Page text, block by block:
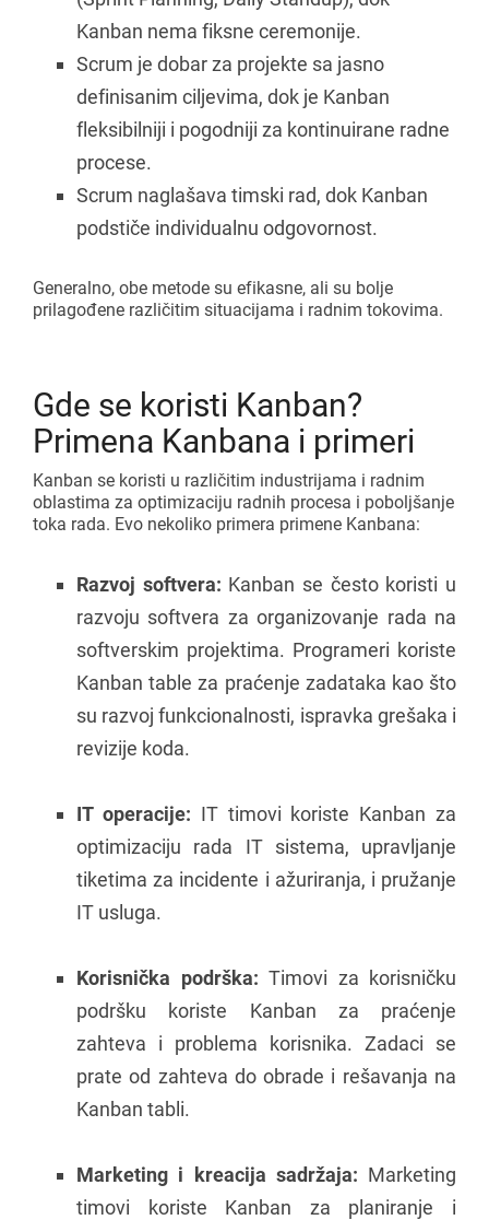
Kanban nema fiksne ceremonije.
Scrum je dobar za projekte sa jasno
definisanim ciljevima, dok je Kanban
fleksibilniji i pogodniji za kontinuirane radne
procese.
Scrum naglašava timski rad, dok Kanban
podstiče individualnu odgovornost.
Generalno, obe metode su efikasne, ali su bolje
prilagođene različitim situacijama i radnim tokovima.
Gde se koristi Kanban?
Primena Kanbana i primeri
Kanban se koristi u različitim industrijama i radnim
oblastima za optimizaciju radnih procesa i poboljšanje
toka rada. Evo nekoliko primera primene Kanbana:
Razvoj softvera: Kanban se često koristi u
razvoju softvera za organizovanje rada na
softverskim projektima. Programeri koriste
Kanban table za praćenje zadataka kao što
su razvoj funkcionalnosti, ispravka grešaka i
revizije koda.
IT operacije: IT timovi koriste Kanban za
optimizaciju rada IT sistema, upravljanje
tiketima za incidente i ažuriranja, i pružanje
IT usluga.
Korisnička podrška: Timovi za korisničku
podršku koriste Kanban za praćenje
zahteva i problema korisnika. Zadaci se
prate od zahteva do obrade i rešavanja na
Kanban tabli.
Marketing i kreacija sadržaja: Marketing
timovi koriste Kanban za planiranje i